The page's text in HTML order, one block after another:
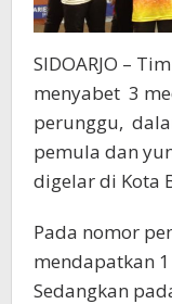
SIDOARJO –
menyabet 3
perunggu,
pemula dan
digelar di Kota
Pada nomor
mendapatkan
Sedangkan